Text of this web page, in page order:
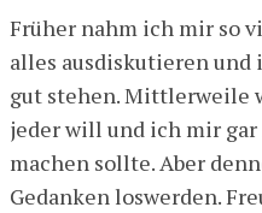
Früher nahm ich mir so
alles ausdiskutieren
gut stehen. Mittlerweile
jeder will und ich mir
machen sollte. Aber
Gedanken loswerden.